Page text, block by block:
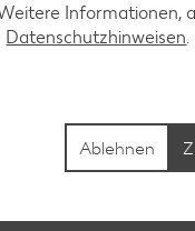
Informationen,
Datenschutzhinweisen
Ablehnen